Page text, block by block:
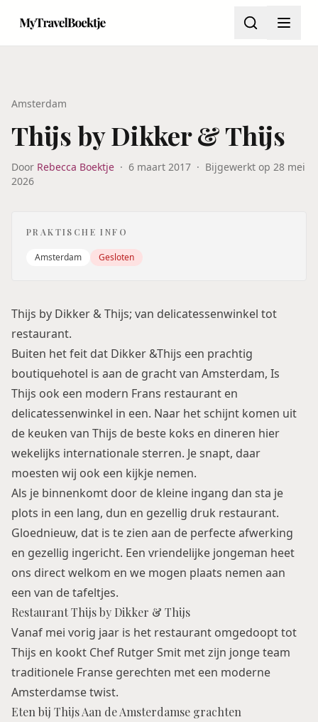
Amsterdam
Thijs by Dikker & Thijs
Door Rebecca Boektje · 6 maart 2017 · Bijgewerkt op 28 mei
2026
PRAKTISCHE INFO
Amsterdam Gesloten
Thijs by Dikker & Thijs; van delicatessenwinkel tot
restaurant.
Buiten het feit dat Dikker &Thijs een prachtig
boutiquehotel is aan de gracht van Amsterdam, Is
Thijs ook een modern Frans restaurant en
delicatessenwinkel in een. Naar het schijnt komen uit
de keuken van Thijs de beste koks en dineren hier
wekelijks internationale sterren. Je snapt, daar
moesten wij ook een kijkje nemen.
Als je binnenkomt door de kleine ingang dan sta je
plots in een lang, dun en gezellig druk restaurant.
Gloednieuw, dat is te zien aan de perfecte afwerking
en gezellig ingericht. Een vriendelijke jongeman heet
ons direct welkom en we mogen plaats nemen aan
een van de tafeltjes.
Restaurant Thijs by Dikker & Thijs
Vanaf mei vorig jaar is het restaurant omgedoopt tot
Thijs en kookt Chef Rutger Smit met zijn jonge team
traditionele Franse gerechten met een moderne
Amsterdamse twist.
Eten bij Thijs Aan de Amsterdamse grachten